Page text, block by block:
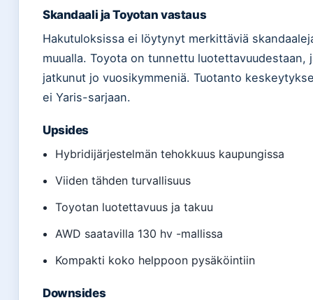
Skandaali ja Toyotan vastaus
Hakutuloksissa ei löytynyt merkittäviä
muualla. Toyota on tunnettu
jatkunut jo vuosikymmeniä. Tuotanto
ei Yaris-sarjaan.
Upsides
Hybridijärjestelmän tehokkuus kaupungissa
Viiden tähden turvallisuus
Toyotan luotettavuus ja takuu
AWD saatavilla 130 hv -mallissa
Kompakti koko helppoon pysäköintiin
Downsides